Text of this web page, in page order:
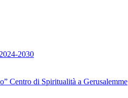
2030
Centro di Spiritualità a Gerusalemme